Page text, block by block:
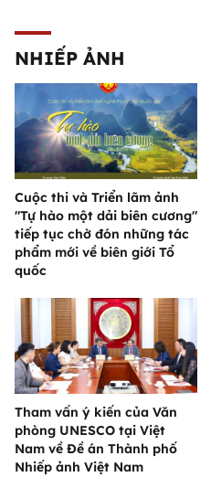
NHIẾP ẢNH
Cuộc thi và Triển lãm ảnh
"Tự hào một dải biên cương"
tiếp tục chờ đón những tác
phẩm mới về biên giới Tổ
quốc
Tham vấn ý kiến của Văn
phòng UNESCO tại Việt
Nam về Đề án Thành phố
Nhiếp ảnh Việt Nam